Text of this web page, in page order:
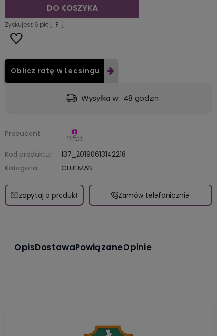
DO KOSZYKA
Zyskujesz 6 pkt [ ?
Oblicz ratę w Leasingu
od 9,49 zł- GLS - dostawa do automatu Orlen lub Żabka
Producent:
Kod produktu:
137_20190613142218
Kategoria:
CLUBMAN
zapytaj o produkt Zamów telefonicznie
OpisDostawaPowiązaneOpinie